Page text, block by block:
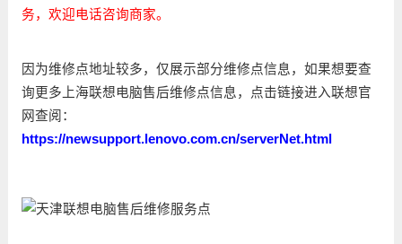
务，欢迎电话咨询商家。
因为维修点地址较多，仅展示部分维修点信息，如果想要查
询更多上海联想电脑售后维修点信息，点击链接进入联想官
网查阅：
https://newsupport.lenovo.com.cn/serverNet.html